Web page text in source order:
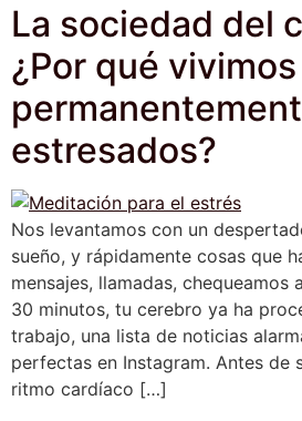
La sociedad del
¿Por qué vivimos
estresados?
Nos levantamos con un
sueño, y rápidamente cosas que
mensajes, llamadas, chequeamos
30 minutos, tu cerebro ya ha
trabajo, una lista de noticias
perfectas en Instagram. Antes de
ritmo cardíaco […]